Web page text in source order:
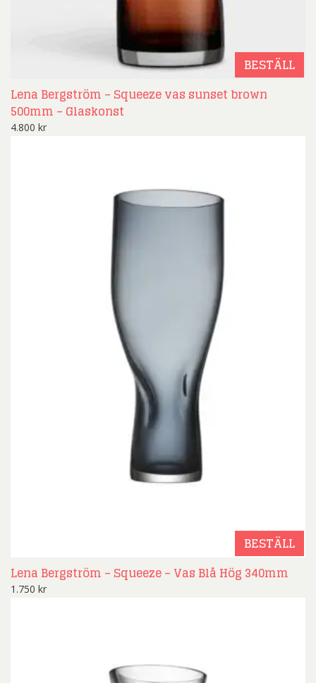
BESTÄLL
Lena Bergström – Squeeze vas sunset brown
500mm – Glaskonst
4.800 kr
BESTÄLL
Lena Bergström – Squeeze – Vas Blå Hög 340mm
1.750 kr